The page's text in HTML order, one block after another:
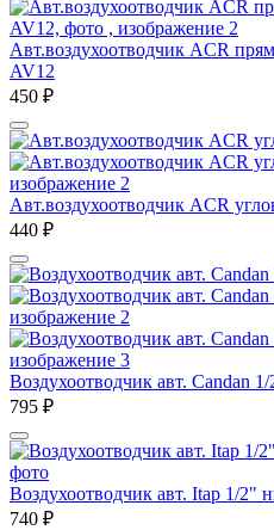
Авт.воздухоотводчик ACR
AV12
450 ₽
Авт.воздухоотводчик ACR
440 ₽
Воздухоотводчик авт. Candan
795 ₽
Воздухоотводчик авт. Itap 1/2"
740 ₽